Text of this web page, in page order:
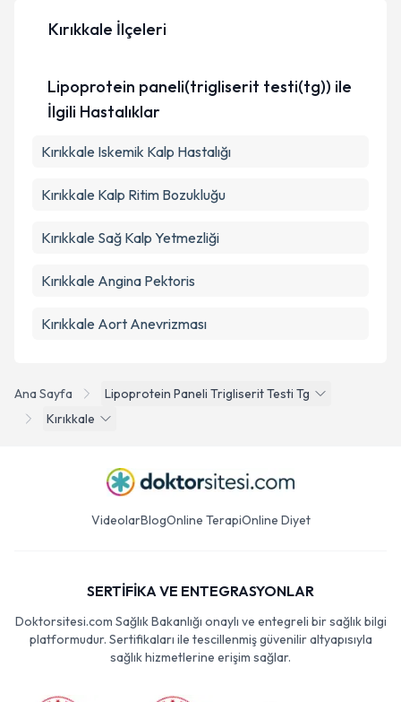
kapsamda işlenmesini kabul ediyorum.
Takvim Talebini Gönder
Ana Sayfa
Lipoprotein Paneli Trigliserit Testi Tg
Kırıkkale
Kırıkkale İlçeleri
Lipoprotein paneli(trigliserit testi(tg)) ile
İlgili Hastalıklar
Kırıkkale Iskemik Kalp Hastalığı
Kırıkkale Kalp Ritim Bozukluğu
Kırıkkale Sağ Kalp Yetmezliği
Kırıkkale Angina Pektoris
Kırıkkale Aort Anevrizması
VideolarBlogOnline TerapiOnline Diyet
SERTİFİKA VE ENTEGRASYONLAR
Doktorsitesi.com Sağlık Bakanlığı onaylı ve entegreli bir sağlık bilgi
platformudur. Sertifikaları ile tescillenmiş güvenilir altyapısıyla
sağlık hizmetlerine erişim sağlar.